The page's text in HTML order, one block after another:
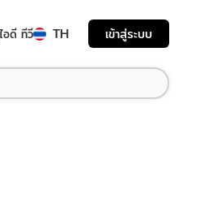
อดี ทีวี TH เข้าสู่ระบบ